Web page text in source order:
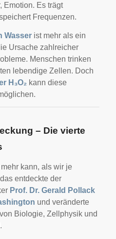
Emotion. Es trägt
Frequenzen.
Wasserist mehr als ein
Ursache zahlreicher
Menschen trinken
lebendige Zellen. Doch
H₃O₂ kann diese
– Die vierte
kann, als wir je
entdeckte der
Prof. Dr. Gerald Pollack
und veränderte
Biologie, Zellphysik und